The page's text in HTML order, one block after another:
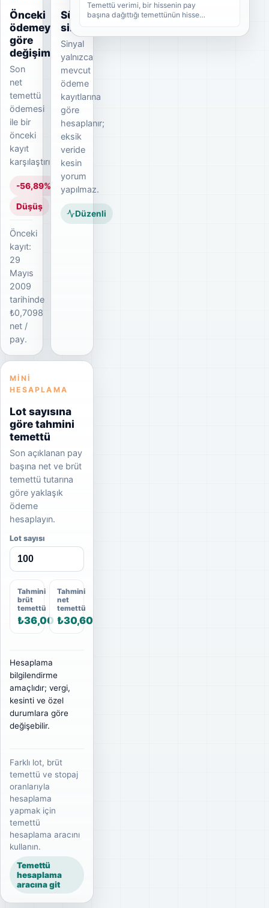
Önceki
ödemeye
göre
değişim
Son
net
temettü
ödemesi
ile bir
önceki
kayıt
karşılaştırılır.
-56,89%
Düşüş
Önceki
kayıt:
29
Mayıs
2009
tarihinde
₺0,7098
net /
pay.
Süreklilik
sinyali
Sinyal
yalnızca
mevcut
ödeme
kayıtlarına
göre
hesaplanır;
eksik
veride
kesin
yorum
yapılmaz.
Düzenli
MINI
HESAPLAMA
Lot sayısına
göre tahmini
temettü
Son açıklanan pay
başına net ve brüt
temettü tutarına
göre yaklaşık
ödeme
hesaplayın.
Lot sayısı
Tahmini
brüt
temettü
₺36,00
Tahmini
net
temettü
₺30,60
Hesaplama
bilgilendirme
amaçlıdır; vergi,
kesinti ve özel
durumlara göre
değişebilir.
Farklı lot, brüt
temettü ve stopaj
oranlarıyla
hesaplama
yapmak için
temettü
hesaplama aracını
kullanın.
Temettü
hesaplama
aracına git
Temettü verimi, bir hissenin pay
başına dağıttığı temettünün hisse
göstergedir. Bu rehberde temettü
temettü veriminin ne anlama geldiğini
ve yatırımcıların bu oranı nasıl
yorumlaması gerektiğini sade
örneklerle bulabilirsiniz.